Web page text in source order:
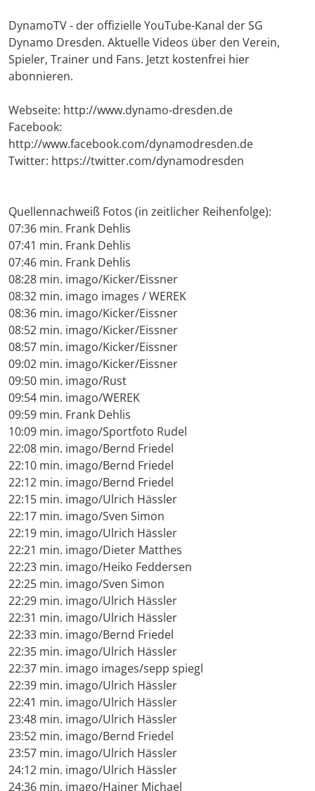
DynamoTV - der offizielle YouTube-Kanal der SG
Dynamo Dresden. Aktuelle Videos über den Verein,
Spieler, Trainer und Fans. Jetzt kostenfrei hier
abonnieren.
Webseite: http://www.dynamo-dresden.de
Facebook:
http://www.facebook.com/dynamodresden.de
Twitter: https://twitter.com/dynamodresden
Quellennachweiß Fotos (in zeitlicher Reihenfolge):
07:36 min. Frank Dehlis
07:41 min. Frank Dehlis
07:46 min. Frank Dehlis
08:28 min. imago/Kicker/Eissner
08:32 min. imago images / WEREK
08:36 min. imago/Kicker/Eissner
08:52 min. imago/Kicker/Eissner
08:57 min. imago/Kicker/Eissner
09:02 min. imago/Kicker/Eissner
09:50 min. imago/Rust
09:54 min. imago/WEREK
09:59 min. Frank Dehlis
10:09 min. imago/Sportfoto Rudel
22:08 min. imago/Bernd Friedel
22:10 min. imago/Bernd Friedel
22:12 min. imago/Bernd Friedel
22:15 min. imago/Ulrich Hässler
22:17 min. imago/Sven Simon
22:19 min. imago/Ulrich Hässler
22:21 min. imago/Dieter Matthes
22:23 min. imago/Heiko Feddersen
22:25 min. imago/Sven Simon
22:29 min. imago/Ulrich Hässler
22:31 min. imago/Ulrich Hässler
22:33 min. imago/Bernd Friedel
22:35 min. imago/Ulrich Hässler
22:37 min. imago images/sepp spiegl
22:39 min. imago/Ulrich Hässler
22:41 min. imago/Ulrich Hässler
23:48 min. imago/Ulrich Hässler
23:52 min. imago/Bernd Friedel
23:57 min. imago/Ulrich Hässler
24:12 min. imago/Ulrich Hässler
24:36 min. imago/Hainer Michael